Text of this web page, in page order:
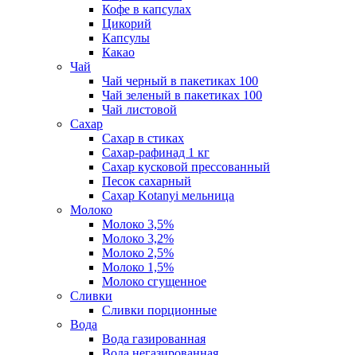
Кофе в капсулах
Цикорий
Капсулы
Какао
Чай
Чай черный в пакетиках 100
Чай зеленый в пакетиках 100
Чай листовой
Сахар
Сахар в стиках
Сахар-рафинад 1 кг
Сахар кусковой прессованный
Песок сахарный
Сахар Kotanyi мельница
Молоко
Молоко 3,5%
Молоко 3,2%
Молоко 2,5%
Молоко 1,5%
Молоко сгущенное
Сливки
Сливки порционные
Вода
Вода газированная